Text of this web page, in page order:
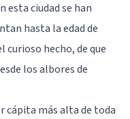
esta ciudad se han
hasta la edad de
curioso hecho, de que
los albores de
cápita más alta de toda